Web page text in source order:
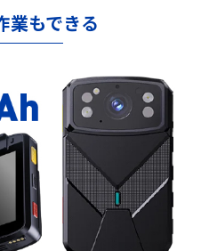
業もできる